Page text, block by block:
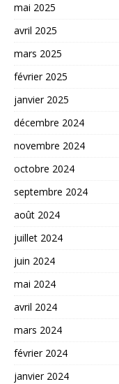
mai 2025
avril 2025
mars 2025
février 2025
janvier 2025
décembre 2024
novembre 2024
octobre 2024
septembre 2024
août 2024
juillet 2024
juin 2024
mai 2024
avril 2024
mars 2024
février 2024
janvier 2024